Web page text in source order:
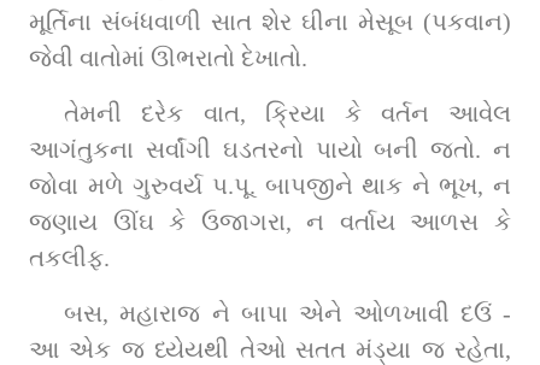
મૂર્તિના સંબંધવાળી સાત શેર ઘીના મેસૂબ (પકવાન)
જેવી વાતોમાં ઊભરાતો દેખાતો.
તેમની દરેક વાત, ક્રિયા કે વર્તન આવેલ
આગંતુકના સર્વાંગી ઘડતરનો પાયો બની જતો. ન
જોવા મળે ગુરુવર્ય પ.પૂ. બાપજીને થાક ને ભૂખ, ન
જણાય ઊંઘ કે ઉજાગરા, ન વર્તાય આળસ કે
તકલીફ.
બસ, મહારાજ ને બાપા એને ઓળખાવી દઉં -
આ એક જ ધ્યેયથી તેઓ સતત મંડ્યા જ રહેતા,